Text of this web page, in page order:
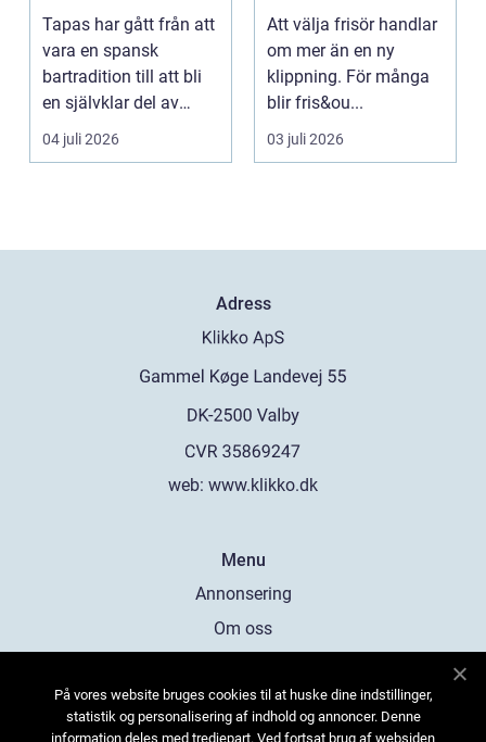
Tapas har gått från att
vara en spansk
bartradition till att bli
en självklar del av
Stockholms krog...
04 juli 2026
salong för din stil
och vardag
Att välja frisör handlar
om mer än en ny
klippning. För många
blir fris&ou...
03 juli 2026
Adress
web: www.klikko.dk
Menu
Annonsering
Om oss
Kontakta oss
Sitemap
På vores website bruges cookies til at huske dine indstillinger,
statistik og personalisering af indhold og annoncer. Denne
information deles med tredjepart. Ved fortsat brug af websiden